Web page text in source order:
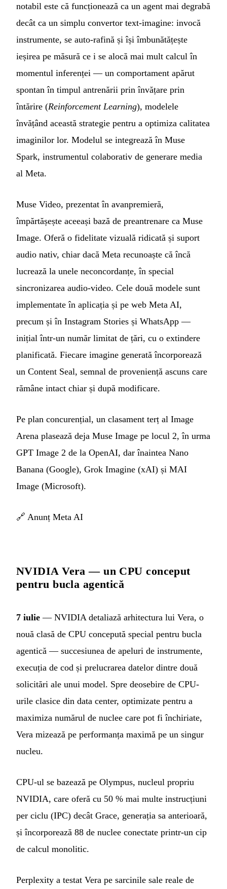
notabil este că funcționează ca un agent mai degrabă
decât ca un simplu convertor text-imagine: invocă
instrumente, se auto-rafină și își îmbunătățește
ieșirea pe măsură ce i se alocă mai mult calcul în
momentul inferenței — un comportament apărut
spontan în timpul antrenării prin învățare prin
întărire (Reinforcement Learning), modelele
învățând această strategie pentru a optimiza calitatea
imaginilor lor. Modelul se integrează în Muse
Spark, instrumentul colaborativ de generare media
al Meta.
Muse Video, prezentat în avanpremieră,
împărtășește aceeași bază de preantrenare ca Muse
Image. Oferă o fidelitate vizuală ridicată și suport
audio nativ, chiar dacă Meta recunoaște că încă
lucrează la unele neconcordanțe, în special
sincronizarea audio-video. Cele două modele sunt
implementate în aplicația și pe web Meta AI,
precum și în Instagram Stories și WhatsApp —
inițial într-un număr limitat de țări, cu o extindere
planificată. Fiecare imagine generată încorporează
un Content Seal, semnal de proveniență ascuns care
rămâne intact chiar și după modificare.
Pe plan concurențial, un clasament terț al Image
Arena plasează deja Muse Image pe locul 2, în urma
GPT Image 2 de la OpenAI, dar înaintea Nano
Banana (Google), Grok Imagine (xAI) și MAI
Image (Microsoft).
🔗 Anunț Meta AI
NVIDIA Vera — un CPU conceput
pentru bucla agentică
7 iulie — NVIDIA detaliază arhitectura lui Vera, o
nouă clasă de CPU concepută special pentru bucla
agentică — succesiunea de apeluri de instrumente,
execuția de cod și prelucrarea datelor dintre două
solicitări ale unui model. Spre deosebire de CPU-
urile clasice din data center, optimizate pentru a
maximiza numărul de nuclee care pot fi închiriate,
Vera mizează pe performanța maximă pe un singur
nucleu.
CPU-ul se bazează pe Olympus, nucleul propriu
NVIDIA, care oferă cu 50 % mai multe instrucțiuni
per ciclu (IPC) decât Grace, generația sa anterioară,
și încorporează 88 de nuclee conectate printr-un cip
de calcul monolitic.
Perplexity a testat Vera pe sarcinile sale reale de